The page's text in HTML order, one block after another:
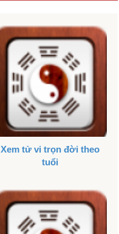
Xem tử vi trọn đời theo
tuổi